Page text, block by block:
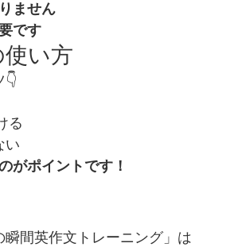
ません
です
い方
る
い
がポイントです！
瞬間英作文トレーニング」は